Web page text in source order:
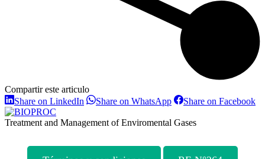
Compartir este articulo
Share on LinkedIn Share
LinkedIn
Share on WhatsAppShare
WhatsApp
Share on Facebook
Treatment and Management of Enviromental Gases